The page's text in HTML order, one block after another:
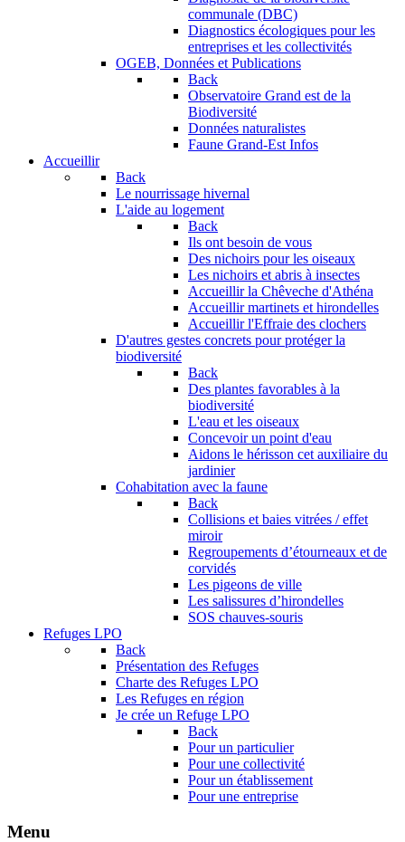
communale (DBC)
Diagnostics écologiques pour les
entreprises et les collectivités
OGEB, Données et Publications
Back
Observatoire Grand est de la
Biodiversité
Données naturalistes
Faune Grand-Est Infos
Accueillir
Back
Le nourrissage hivernal
L'aide au logement
Back
Ils ont besoin de vous
Des nichoirs pour les oiseaux
Les nichoirs et abris à insectes
Accueillir la Chêveche d'Athéna
Accueillir martinets et hirondelles
Accueillir l'Effraie des clochers
D'autres gestes concrets pour protéger la
biodiversité
Back
Des plantes favorables à la
biodiversité
L'eau et les oiseaux
Concevoir un point d'eau
Aidons le hérisson cet auxiliaire du
jardinier
Cohabitation avec la faune
Back
Collisions et baies vitrées / effet
miroir
Regroupements d’étourneaux et de
corvidés
Les pigeons de ville
Les salissures d’hirondelles
SOS chauves-souris
Refuges LPO
Back
Présentation des Refuges
Charte des Refuges LPO
Les Refuges en région
Je crée un Refuge LPO
Back
Pour un particulier
Pour une collectivité
Pour un établissement
Pour une entreprise
Menu